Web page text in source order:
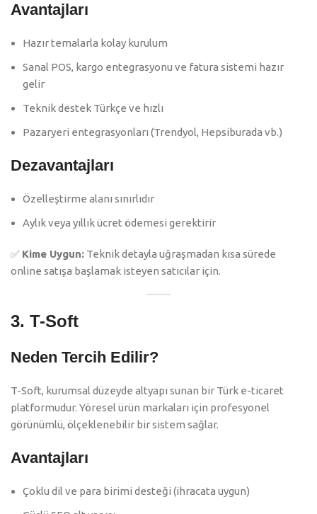
Avantajları
Hazır temalarla kolay kurulum
Sanal POS, kargo entegrasyonu ve fatura sistemi hazır
gelir
Teknik destek Türkçe ve hızlı
Pazaryeri entegrasyonları (Trendyol, Hepsiburada vb.)
Dezavantajları
Özelleştirme alanı sınırlıdır
Aylık veya yıllık ücret ödemesi gerektirir
✅ Kime Uygun: Teknik detayla uğraşmadan kısa sürede
online satışa başlamak isteyen satıcılar için.
3. T-Soft
Neden Tercih Edilir?
T-Soft, kurumsal düzeyde altyapı sunan bir Türk e-ticaret
platformudur. Yöresel ürün markaları için profesyonel
görünümlü, ölçeklenebilir bir sistem sağlar.
Avantajları
Çoklu dil ve para birimi desteği (ihracata uygun)